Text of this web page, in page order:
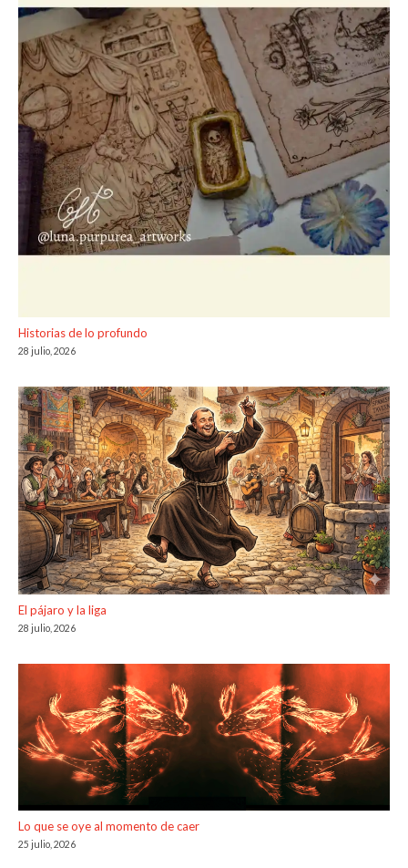
Historias de lo profundo
28 julio, 2026
El pájaro y la liga
28 julio, 2026
Lo que se oye al momento de caer
25 julio, 2026